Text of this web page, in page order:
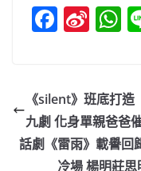
F
e
b
o
Si
W
ei
b
s
A
p
《silent》班底打
九劇 化身單親爸爸
話劇《雷雨》載譽回
冷場 楊明莊